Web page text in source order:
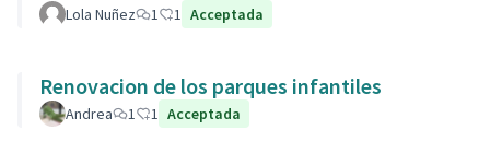
Lola Nuñez 1 1 Acceptada
Renovacion de los parques infantiles
Andrea 1 1 Acceptada